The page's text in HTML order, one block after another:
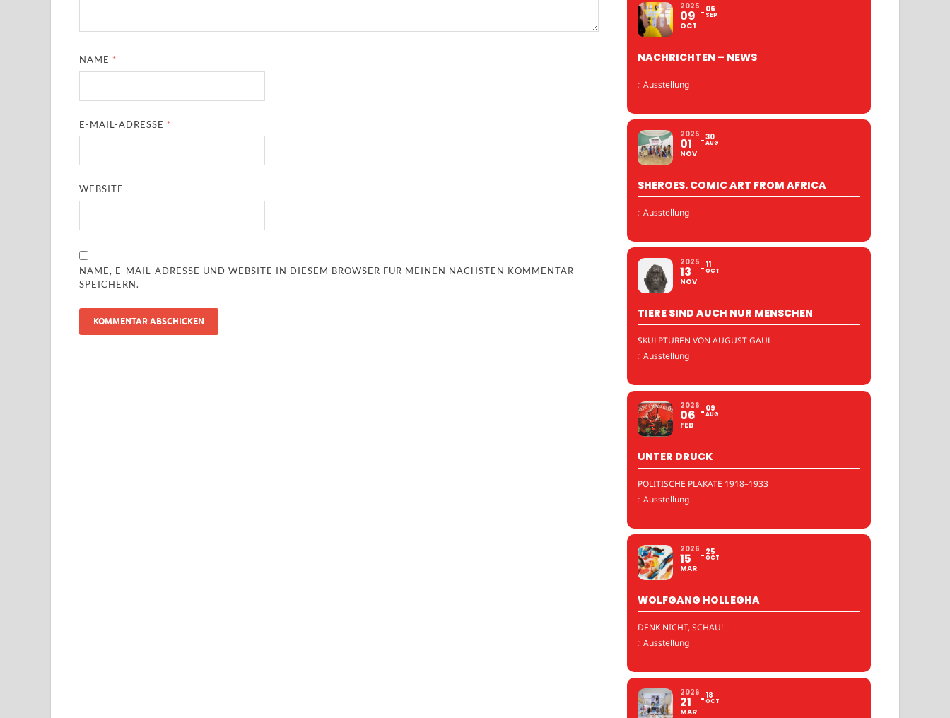
NAME *
E-MAIL-ADRESSE *
WEBSITE
NAME, E-MAIL-ADRESSE UND WEBSITE IN DIESEM BROWSER FÜR MEINEN NÄCHSTEN KOMMENTAR
SPEICHERN.
2025
09
OCT
06
SEP
NACHRICHTEN – NEWS
: Ausstellung
2025
01
NOV
30
AUG
SHEROES. COMIC ART FROM AFRICA
: Ausstellung
2025
13
NOV
11
OCT
TIERE SIND AUCH NUR MENSCHEN
SKULPTUREN VON AUGUST GAUL
: Ausstellung
2026
06
FEB
09
AUG
UNTER DRUCK
POLITISCHE PLAKATE 1918–1933
: Ausstellung
2026
15
MAR
25
OCT
WOLFGANG HOLLEGHA
DENK NICHT, SCHAU!
: Ausstellung
2026
21
MAR
18
OCT